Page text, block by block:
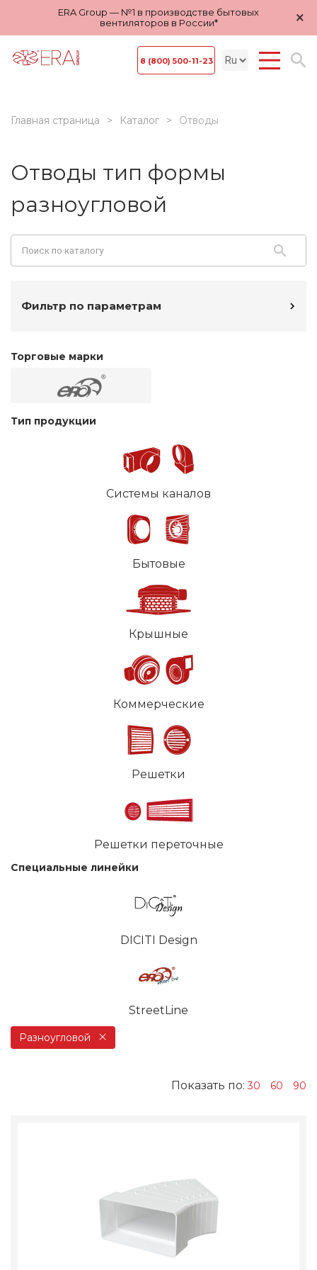
ERA Group — №1 в производстве бытовых
вентиляторов в России*
×
8 (800) 500-11-23
Главная страница Каталог Отводы
Отводы тип формы
разноугловой
Фильтр по параметрам
Торговые марки
Тип продукции
Системы каналов
Бытовые
Крышные
Коммерческие
Решетки
Решетки переточные
Специальные линейки
DICITI Design
StreetLine
Разноугловой
Показать по:30 60 90